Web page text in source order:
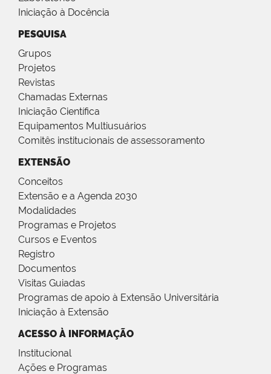
Iniciação à Docência
PESQUISA
Grupos
Projetos
Revistas
Chamadas Externas
Iniciação Científica
Equipamentos Multiusuários
Comitês institucionais de assessoramento
EXTENSÃO
Conceitos
Extensão e a Agenda 2030
Modalidades
Programas e Projetos
Cursos e Eventos
Registro
Documentos
Visitas Guiadas
Programas de apoio à Extensão Universitária
Iniciação à Extensão
ACESSO À INFORMAÇÃO
Institucional
Ações e Programas